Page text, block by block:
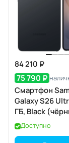
84 210 ₽
75 790 ₽
Смартфон
Galaxy S26
ГБ, Black
Доступно